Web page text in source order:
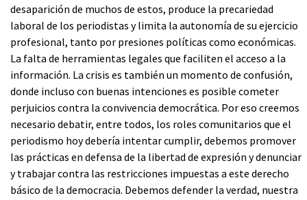
desaparición de muchos de estos, produce la precariedad
laboral de los periodistas y limita la autonomía de su ejercicio
profesional, tanto por presiones políticas como económicas.
La falta de herramientas legales que faciliten el acceso a la
información. La crisis es también un momento de confusión,
donde incluso con buenas intenciones es posible cometer
perjuicios contra la convivencia democrática. Por eso creemos
necesario debatir, entre todos, los roles comunitarios que el
periodismo hoy debería intentar cumplir, debemos promover
las prácticas en defensa de la libertad de expresión y denunciar
y trabajar contra las restricciones impuestas a este derecho
básico de la democracia. Debemos defender la verdad, nuestra